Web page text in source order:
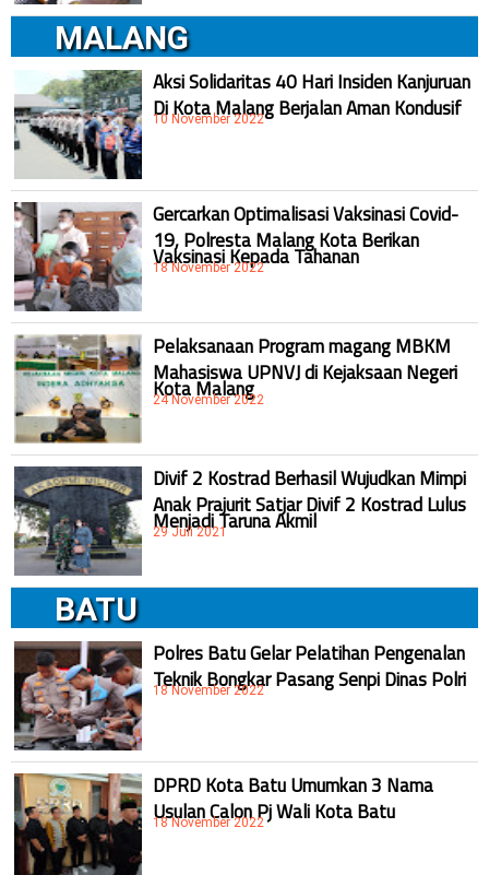
MALANG
Aksi Solidaritas 40 Hari Insiden Kanjuruan
Di Kota Malang Berjalan Aman Kondusif
10 November 2022
Gercarkan Optimalisasi Vaksinasi Covid-
19, Polresta Malang Kota Berikan
Vaksinasi Kepada Tahanan
18 November 2022
Pelaksanaan Program magang MBKM
Mahasiswa UPNVJ di Kejaksaan Negeri
Kota Malang
24 November 2022
Divif 2 Kostrad Berhasil Wujudkan Mimpi
Anak Prajurit Satjar Divif 2 Kostrad Lulus
Menjadi Taruna Akmil
29 Juli 2021
BATU
Polres Batu Gelar Pelatihan Pengenalan
Teknik Bongkar Pasang Senpi Dinas Polri
18 November 2022
DPRD Kota Batu Umumkan 3 Nama
Usulan Calon Pj Wali Kota Batu
18 November 2022